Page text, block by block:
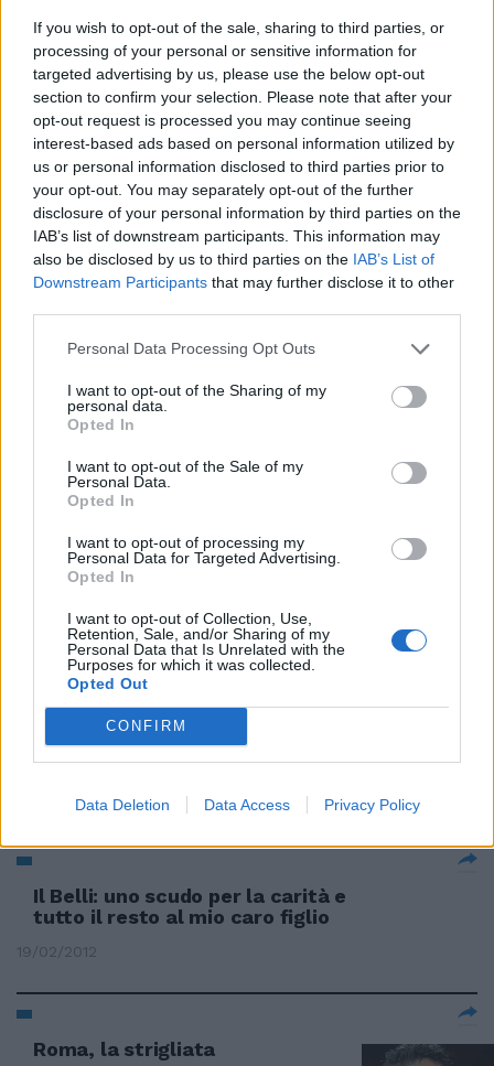
If you wish to opt-out of the sale, sharing to third parties, or
processing of your personal or sensitive information for
targeted advertising by us, please use the below opt-out
section to confirm your selection. Please note that after your
opt-out request is processed you may continue seeing
interest-based ads based on personal information utilized by
us or personal information disclosed to third parties prior to
your opt-out. You may separately opt-out of the further
disclosure of your personal information by third parties on the
IAB’s list of downstream participants. This information may
also be disclosed by us to third parties on the IAB’s List of
Downstream Participants that may further disclose it to other
Personal Data Processing Opt Outs
I want to opt-out of the Sharing of my
personal data.
Opted In
I want to opt-out of the Sale of my
Personal Data.
Opted In
I want to opt-out of processing my
Personal Data for Targeted Advertising.
Opted In
I want to opt-out of Collection, Use,
Retention, Sale, and/or Sharing of my
Personal Data that Is Unrelated with the
Purposes for which it was collected.
Opted Out
CONFIRM
Data Deletion Data Access Privacy Policy
Rosi resiste: «Resto al mio
posto»
29/04/2012
Pirellone nella bufera: lascia
anche Boni. Formigoni: «Io
resto»
22/04/2012
sufficienza per qualche uscita
alta nelle mischie finali, per il
resto la Roma non tira mai in
porta.
11/03/2012
«Resto l'allenatore della Lazio.
26/02/2012
Monti non si candida: «Resto
fino al 2013 e poi torno alla
Bocconi»
26/02/2012
Il Belli: uno scudo per la carità e
tutto il resto al mio caro figlio
19/02/2012
Roma, la strigliata